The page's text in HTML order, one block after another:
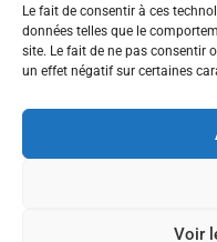
Le fait de consentir à ces
données telles que le
site. Le fait de ne pas consentir
un effet négatif sur certaines
Voir
POLITIQUE